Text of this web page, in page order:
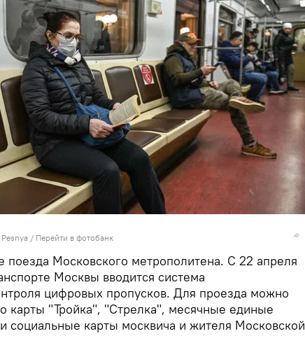
/ Перейти в фотобанк
поезда Московского метрополитена. С 22 апреля
Москвы вводится система
цифровых пропусков. Для проезда можно
карты "Тройка", "Стрелка", месячные единые
социальные карты москвича и жителя Московской